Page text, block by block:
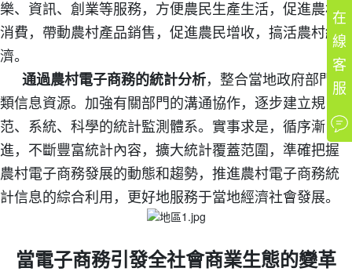
樂、資訊、創業等服務，方便農民生產生活，促進農村
消費，帶動農村產品銷售，促進農民增收，搞活農村經
濟。
通過農村電子商務的統計分析，整合當地政府部門各
類信息資源。加強有關部門的溝通協作，逐步建立規
范、系統、科學的統計監測體系。實事求是，循序漸
進，不斷豐富統計內容，擴大統計覆蓋范圍，準確把握
農村電子商務發展的動態和趨勢，推進農村電子商務統
計信息的綜合利用，更好地服務于當地經濟社會發展。
當電子商務引發全社會商業生態的變革
在
線
客
服